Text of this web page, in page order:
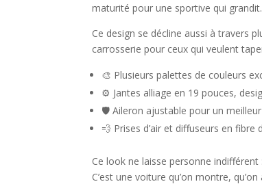
maturité pour une sportive qui
Ce design se décline aussi à travers
carrosserie pour ceux qui veulent
🎨 Plusieurs palettes de couleurs
⚙️ Jantes alliage en 19 pouces,
🛡️ Aileron ajustable pour un
💨 Prises d’air et diffuseurs en fibre
Ce look ne laisse personne
C’est une voiture qu’on montre,